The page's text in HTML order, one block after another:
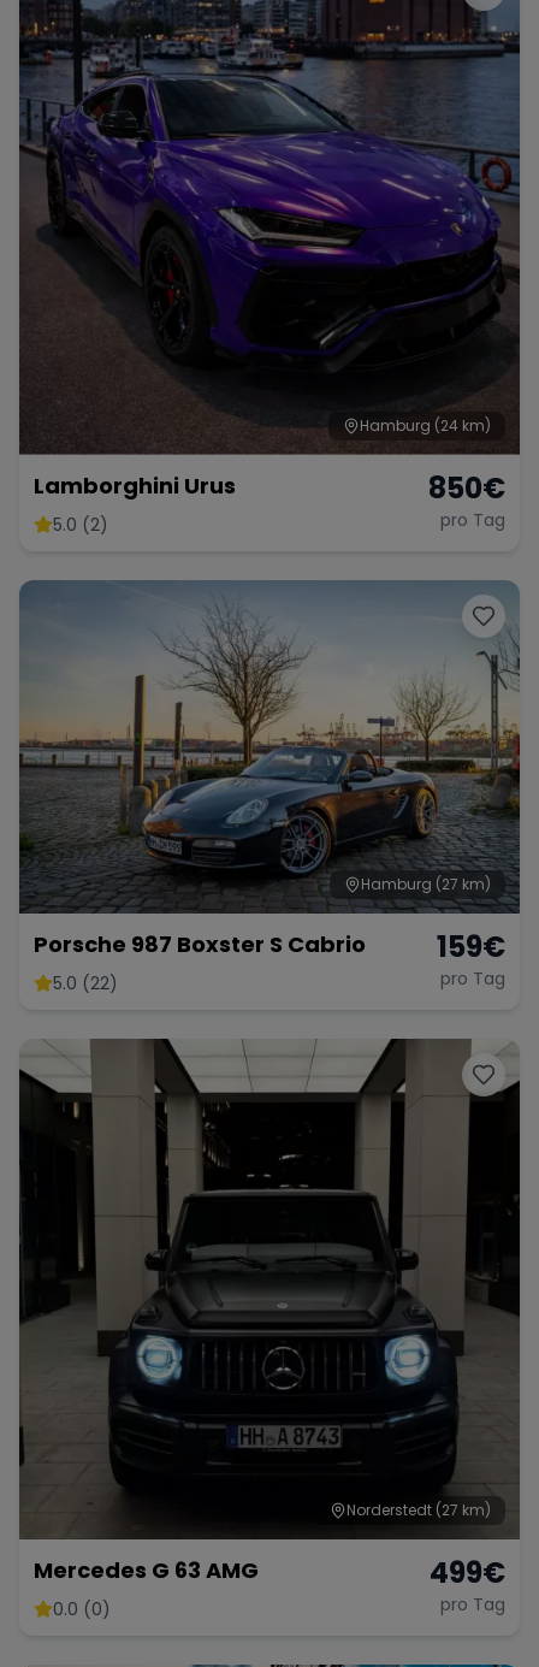
Hamburg (24 km)
Lamborghini Urus
5.0 (2)
850€
pro Tag
Hamburg (27 km)
Porsche 987 Boxster S Cabrio
5.0 (22)
159€
pro Tag
Norderstedt (27 km)
Mercedes G 63 AMG
0.0 (0)
499€
pro Tag